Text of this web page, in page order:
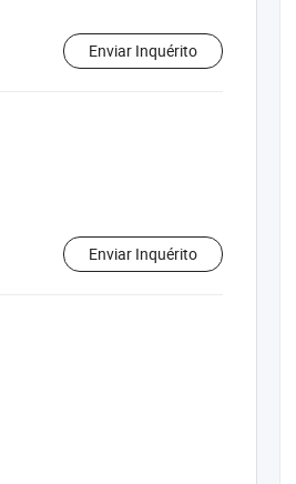
Enviar Inquérito
Enviar Inquérito